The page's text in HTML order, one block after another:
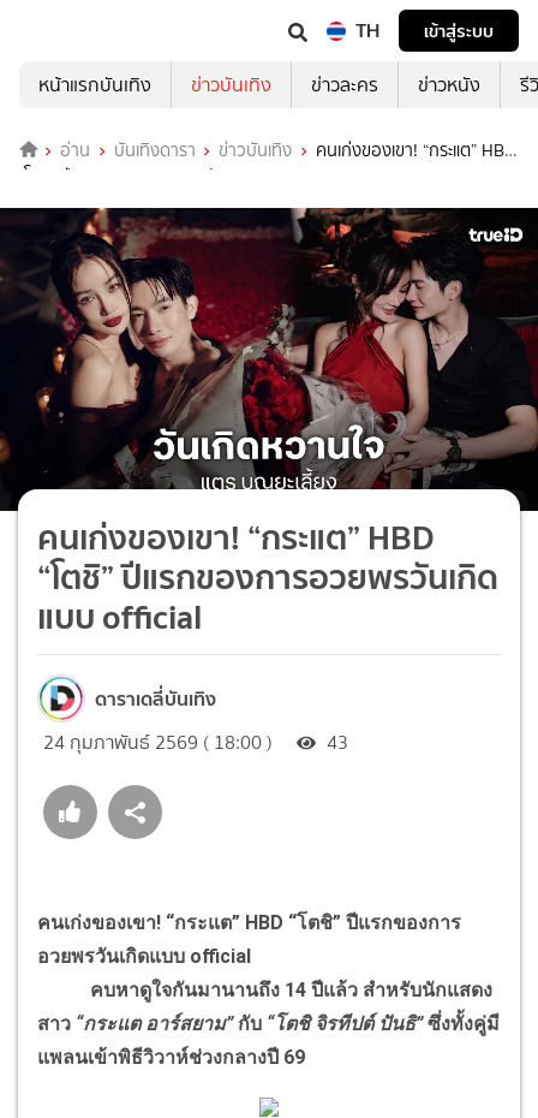
TH
เข้าสู่ระบบ
หน้าแรกบันเทิง
ข่าวบันเทิง ข่าวละคร ข่าวหนัง รี
อ่าน บันเทิงดารา ข่าวบันเทิง
คนเก่งของเขา! “กระแต” HBD
“โตชิ” ปีแรกของการอวยพรวันเกิดแบบ official
คนเก่งของเขา! “กระแต” HBD
“โตชิ” ปีแรกของการอวยพรวันเกิด
แบบ official
ดาราเดลี่บันเทิง
24 กุมภาพันธ์ 2569 ( 18:00 ) 43
คนเก่งของเขา! “กระแต” HBD “โตชิ” ปีแรกของการ
อวยพรวันเกิดแบบ official
คบหาดูใจกันมานานถึง 14 ปีแล้ว สำหรับนักแสดง
สาว “กระแต อาร์สยาม” กับ “โตชิ จิรทีปต์ ปันธิ”ซึ่งทั้งคู่มี
แพลนเข้าพิธีวิวาห์ช่วงกลางปี 69